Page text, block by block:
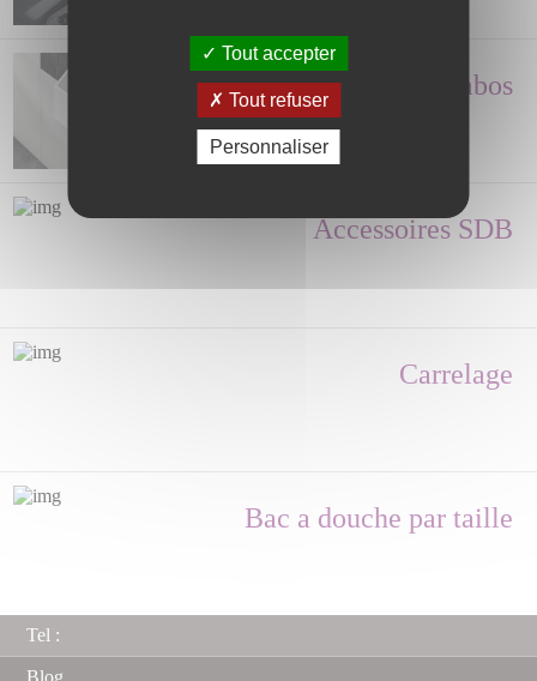
Lave-mains, Lavabos
Accessoires SDB
Carrelage
Bac a douche par taille
Tel :
Tout accepter
Tout refuser
Personnaliser